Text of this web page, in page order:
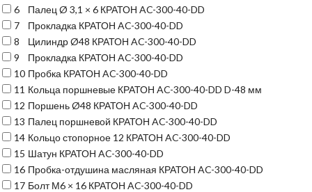
6
Палец Ø 3,1 × 6 КРАТОН AC-300-40-DD
7
Прокладка КРАТОН AC-300-40-DD
8
Цилиндр Ø48 КРАТОН AC-300-40-DD
9
Прокладка КРАТОН AC-300-40-DD
10 Пробка КРАТОН AC-300-40-DD
11 Кольца поршневые КРАТОН AC-300-40-DD D-48 мм
12 Поршень Ø48 КРАТОН AC-300-40-DD
13 Палец поршневой КРАТОН AC-300-40-DD
14 Кольцо стопорное 12 КРАТОН AC-300-40-DD
15 Шатун КРАТОН AC-300-40-DD
16 Пробка-отдушина масляная КРАТОН AC-300-40-DD
17 Болт М6 × 16 КРАТОН AC-300-40-DD